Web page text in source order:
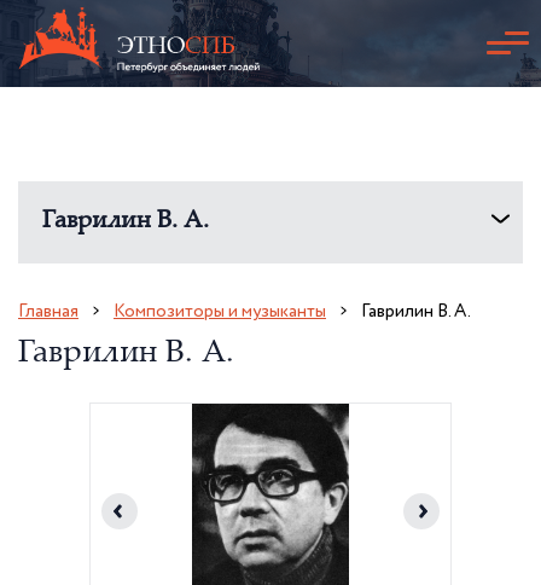
Гаврилин В. А.
Главная Композиторы и музыканты Гаврилин В. А.
Гаврилин В. А.